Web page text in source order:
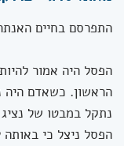
התפרסם בחיים
הפסל היה אמור
הראשון. כשאדם היה
נתקל במבטו של
הפסל ניצל כי באותה